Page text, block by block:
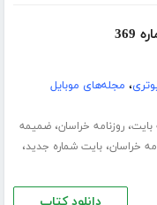
، مجله‌های موبایل
بایت،روزنامه خراسان،ضمیمه
خراسان،بایت شماره جدید،